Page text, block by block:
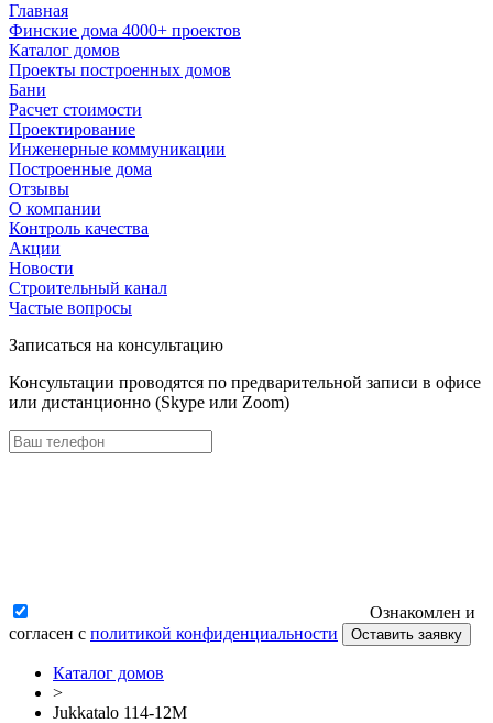
Главная
Финские дома 4000+ проектов
Каталог домов
Проекты построенных домов
Бани
Расчет стоимости
Проектирование
Инженерные коммуникации
Построенные дома
Отзывы
О компании
Контроль качества
Акции
Новости
Строительный канал
Частые вопросы
Записаться на консультацию
Консультации проводятся по предварительной записи в офисе
или дистанционно (Skype или Zoom)
Ознакомлен и
согласен с политикой конфиденциальности Оставить заявку
Каталог домов
>
Jukkatalo 114-12M